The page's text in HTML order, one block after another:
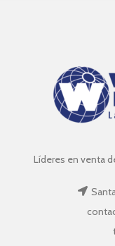
Líderes en venta